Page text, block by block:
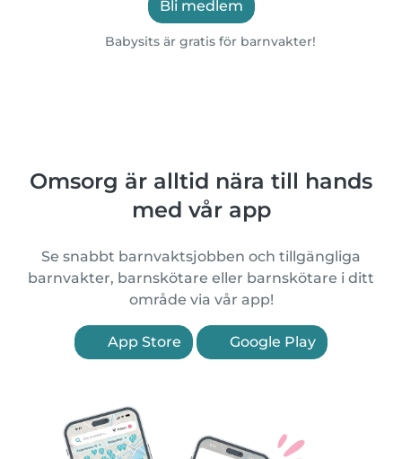
Bli medlem
Babysits är gratis för barnvakter!
Omsorg är alltid nära till hands
med vår app
Se snabbt barnvaktsjobben och tillgängliga
barnvakter, barnskötare eller barnskötare i ditt
område via vår app!
App Store Google Play